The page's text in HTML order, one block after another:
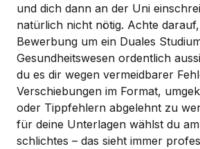
und dich dann an der Uni
natürlich nicht nötig. Achte darauf,
Bewerbung um ein Duales
Gesundheitswesen ordentlich
du es dir wegen vermeidbarer
Verschiebungen im Format,
oder Tippfehlern abgelehnt zu
für deine Unterlagen wählst du
schlichtes – das sieht immer